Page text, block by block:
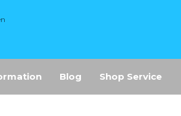
Blog Shop Service